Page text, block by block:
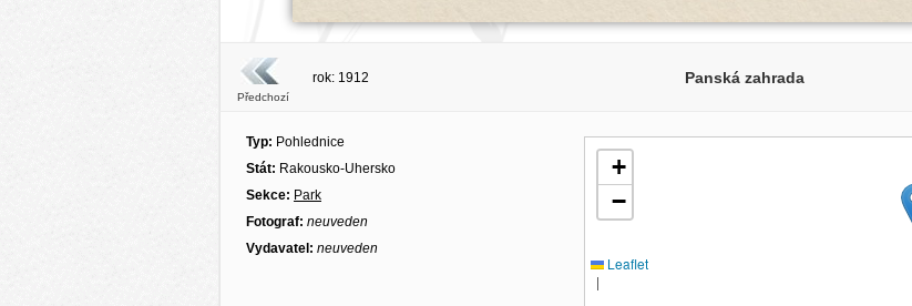
Předchozí
rok: 1912 Panská zahrada
Typ: Pohlednice
Stát: Rakousko-Uhersko
Sekce: Park
Fotograf: neuveden
Vydavatel: neuveden
+
−
Leaflet
|